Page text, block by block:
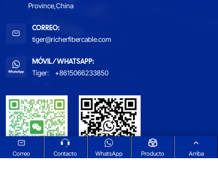
Province,China
CORREO:
tiger@richerfibercable.com
MÓVIL/WHATSAPP:
Tiger:
+8615066233850
Correo Contacto WhatsApp Producto Arriba